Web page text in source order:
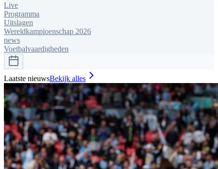
Live
Programma
Uitslagen
Wereldkampioenschap 2026
news
Voetbalvaardigheden
Laatste nieuwsBekijk alles